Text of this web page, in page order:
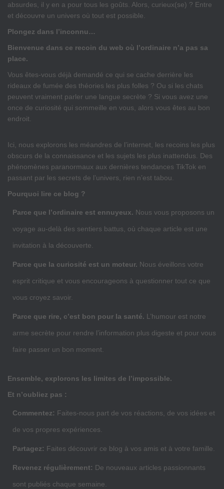
absurdes, il y en a pour tous les goûts. Alors, curieux(se) ? Entre
et découvre un univers où tout est possible.
Plongez dans l’inconnu…
Bienvenue dans ce recoin du web où l’ordinaire n’a pas sa
place.
Vous êtes-vous déjà demandé ce qui se cache derrière les
rideaux de fumée des théories les plus folles ? Ou si les chats
peuvent vraiment parler une langue secrète ? Si vous avez une
once de curiosité qui sommeille en vous, alors vous êtes au bon
endroit.
Ici, nous explorons les méandres de l’internet, les recoins les plus
obscurs de la connaissance et les sujets les plus inattendus. Des
phénomènes paranormaux aux dernières tendances TikTok en
passant par les secrets de l’univers, rien n’est tabou.
Pourquoi lire ce blog ?
Parce que l’ordinaire est ennuyeux. Nous vous proposons un
voyage au-delà des sentiers battus, où chaque article est une
invitation à la découverte.
Parce que la curiosité est un moteur. Nous éveillons votre
esprit critique et vous encourageons à questionner tout ce que
vous croyez savoir.
Parce que rire, c’est bon pour la santé. L’humour est notre
arme secrète pour rendre l’information plus digeste et pour vous
faire passer un bon moment.
Ensemble, explorons les limites de l’impossible.
Et n’oubliez pas :
Commentez: Faites-nous part de vos réactions, de vos idées et
de vos propres expériences.
Partagez: Faites découvrir ce blog à vos amis et à votre famille.
Revenez régulièrement: De nouveaux articles passionnants
sont publiés chaque semaine.